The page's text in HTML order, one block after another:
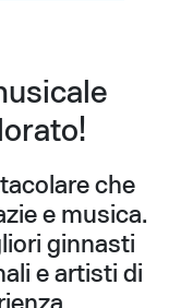
che
e musica.
ginnasti
e artisti di